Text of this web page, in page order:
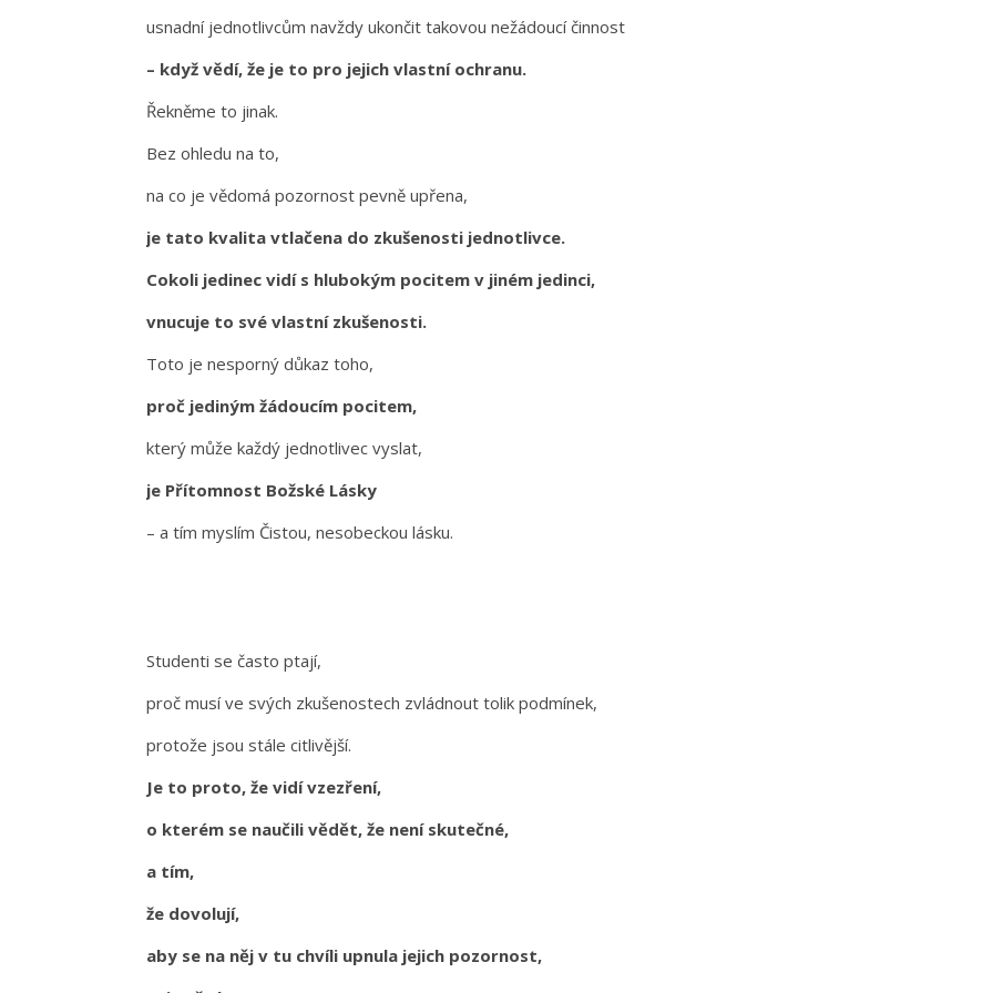
usnadní jednotlivcům navždy ukončit takovou nežádoucí činnost
– když vědí, že je to pro jejich vlastní ochranu.
Řekněme to jinak.
Bez ohledu na to,
na co je vědomá pozornost pevně upřena,
je tato kvalita vtlačena do zkušenosti jednotlivce.
Cokoli jedinec vidí s hlubokým pocitem v jiném jedinci,
vnucuje to své vlastní zkušenosti.
Toto je nesporný důkaz toho,
proč jediným žádoucím pocitem,
který může každý jednotlivec vyslat,
je Přítomnost Božské Lásky
– a tím myslím Čistou, nesobeckou lásku.
Studenti se často ptají,
proč musí ve svých zkušenostech zvládnout tolik podmínek,
protože jsou stále citlivější.
Je to proto, že vidí vzezření,
o kterém se naučili vědět, že není skutečné,
a tím,
že dovolují,
aby se na něj v tu chvíli upnula jejich pozornost,